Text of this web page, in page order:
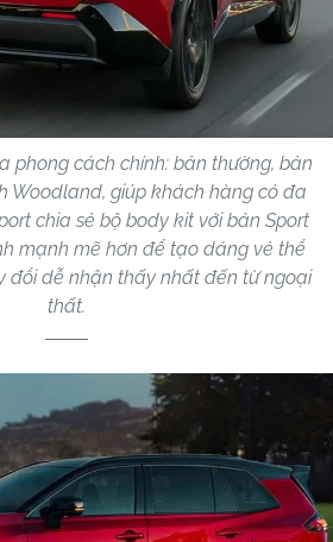
phong cách chính: bản thường, bản
Woodland, giúp khách hàng có đa
chia sẻ bộ body kit với bản Sport
mạnh mẽ hơn để tạo dáng vẻ thể
đổi dễ nhận thấy nhất đến từ ngoại
thất.